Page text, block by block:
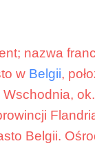
nazwa
w Belgii,
Belgii.